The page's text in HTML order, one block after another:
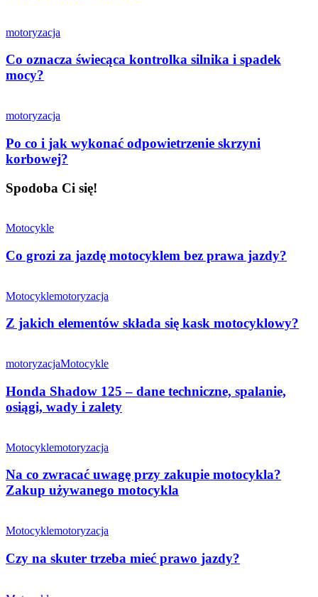
motoryzacja
Co oznacza świecąca kontrolka silnika i spadek
mocy?
motoryzacja
Po co i jak wykonać odpowietrzenie skrzyni
korbowej?
Spodoba Ci się!
Motocykle
Co grozi za jazdę motocyklem bez prawa jazdy?
Motocyklemotoryzacja
Z jakich elementów składa się kask motocyklowy?
motoryzacjaMotocykle
Honda Shadow 125 – dane techniczne, spalanie,
osiągi, wady i zalety
Motocyklemotoryzacja
Na co zwracać uwagę przy zakupie motocykla?
Zakup używanego motocykla
Motocyklemotoryzacja
Czy na skuter trzeba mieć prawo jazdy?